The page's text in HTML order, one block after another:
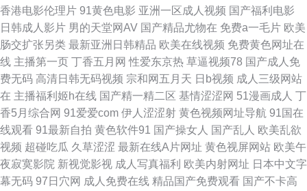
91视频官方 国产精品9 欧美色噜噜网 亚洲另类校园 俺去也性激情 日韩有码
网站 aa在线 欧美人与兽A片 亚洲九1 俺来也俺去夜 日本道a不卡 97涩综合
国产午夜精华桃色 青青草av免费网 在线视频视频一区 狼友色综合 一本道福
利社 国产精品久草 网站av三级片 俺来也俺去夜 激情综合影院 日韩激情色图
91免费视频观看 国产精品吃瓜视频 亚洲日逼 福利专区欧美精品 熟女后入 91
专区在线 久草超碰97在线 日日干天天日 91视频网站入口 国产草草浮力影院
香港电影伦理片 91黄色电影 亚洲一区成人视频 国产福利电影
日韩成人影片 男的天堂网AV 国产精品尤物在 免费a一毛片 欧美
肠交扩张另类 最新亚洲日韩精品 欧美在线视频 免费黄色网址在
线 主播第一页 丁香五月网 性爱东京热 草逼视频78 国产成人免
费无码 高清日韩无码视频 宗和网五月天 日b视频 成人三级网站
在 主播福利姬h在线 国产精一精二区 基情涩涩网 51漫画成人 丁
香5月综合网 91爱爱com 伊人涩涩射 黄色视频网址导航 91国在
线观看 91最新自拍 黄色软件91 国产操女人 国产乱人 欧美乱欲
视频 超碰吃瓜 久草涩涩 最新在线A片网址 黄色视屏网站 欧美午
夜寂寞影院 新视觉影视 成人写真福利 欧美内射网址 日本中文字
幕无码 97日穴网 成人免费在线 精品国产免费观看 国产不卡高